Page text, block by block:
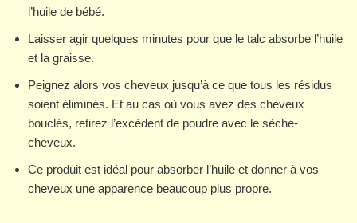
l’huile de bébé.
Laisser agir quelques minutes pour que le talc absorbe l’huile
et la graisse.
Peignez alors vos cheveux jusqu’à ce que tous les résidus
soient éliminés. Et au cas où vous avez des cheveux
bouclés, retirez l’excédent de poudre avec le sèche-
cheveux.
Ce produit est idéal pour absorber l’huile et donner à vos
cheveux une apparence beaucoup plus propre.